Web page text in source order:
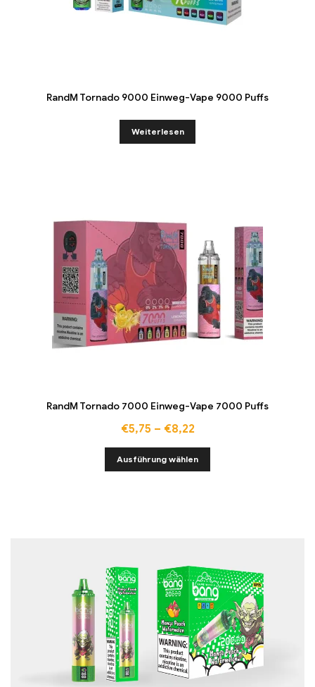
RandM Tornado 9000 Einweg-Vape 9000 Puffs
Weiterlesen
RandM Tornado 7000 Einweg-Vape 7000 Puffs
€5,75 – €8,22
Ausführung wählen